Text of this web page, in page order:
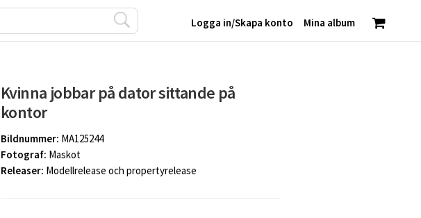
Mina album
Logga in/Skapa konto
Kvinna jobbar på dator sittande på
kontor
Bildnummer: MA125244
Fotograf: Maskot
Releaser: Modellrelease och propertyrelease